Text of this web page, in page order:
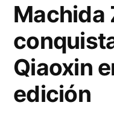
Machida
Qiaoxin
edición